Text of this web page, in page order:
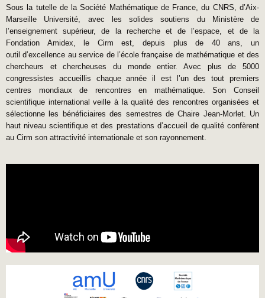
Sous la tutelle de la Société Mathématique de France, du CNRS, d’Aix-
Marseille Université, avec les solides soutiens du Ministère de
l’enseignement supérieur, de la recherche et de l’espace, et de la
Fondation Amidex, le Cirm est, depuis plus de 40 ans, un
outil d’excellence au service de l’école française de mathématique et des
chercheurs et chercheuses du monde entier. Avec plus de 5000
congressistes accueillis chaque année il est l’un des tout premiers
centres mondiaux de rencontres en mathématique. Son Conseil
scientifique international veille à la qualité des rencontres organisées et
sélectionne les bénéficiaires des semestres de Chaire Jean-Morlet. Un
haut niveau scientifique et des prestations d’accueil de qualité confèrent
au Cirm son attractivité internationale et son rayonnement.